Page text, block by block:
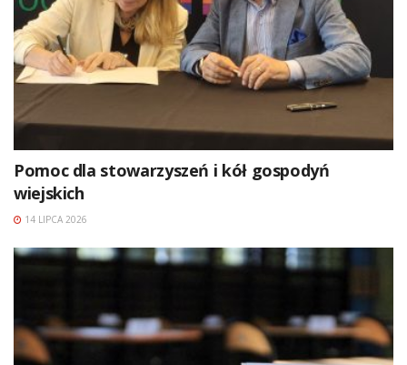
Pomoc dla stowarzyszeń i kół gospodyń
wiejskich
14 LIPCA 2026